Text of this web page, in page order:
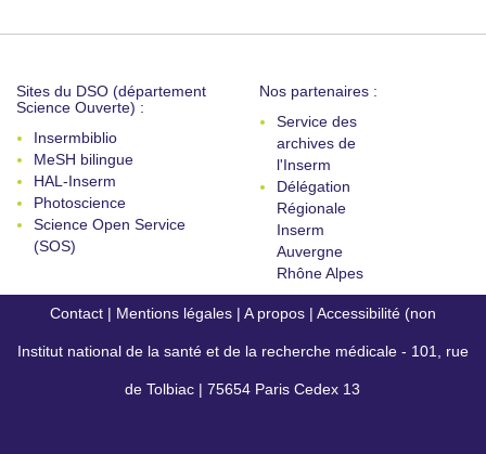
Sites du DSO (département
Science Ouverte) :
Insermbiblio
MeSH bilingue
HAL-Inserm
Photoscience
Science Open Service
(SOS)
Nos partenaires :
Service des
archives de
l'Inserm
Délégation
Régionale
Inserm
Auvergne
Rhône Alpes
Contact | Mentions légales | A propos | Accessibilité (non
conforme)
Institut national de la santé et de la recherche médicale - 101, rue
de Tolbiac | 75654 Paris Cedex 13